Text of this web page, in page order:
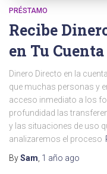
PRÉSTAMO
Recibe
en Tu Cuenta
Dinero Directo en la
que muchas personas y
acceso inmediato a los
profundidad las
y las situaciones de uso
analizaremos el proceso
BySam 1 año ago